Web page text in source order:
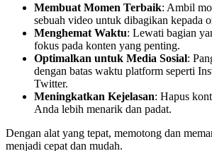
Membuat Momen Terbaik: Ambil
sebuah video untuk dibagikan kepada
Menghemat Waktu: Lewati bagian
fokus pada konten yang penting.
Optimalkan untuk Media Sosial:
dengan batas waktu platform seperti
Twitter.
Meningkatkan Kejelasan: Hapus
Anda lebih menarik dan padat.
Dengan alat yang tepat, memotong dan
menjadi cepat dan mudah.